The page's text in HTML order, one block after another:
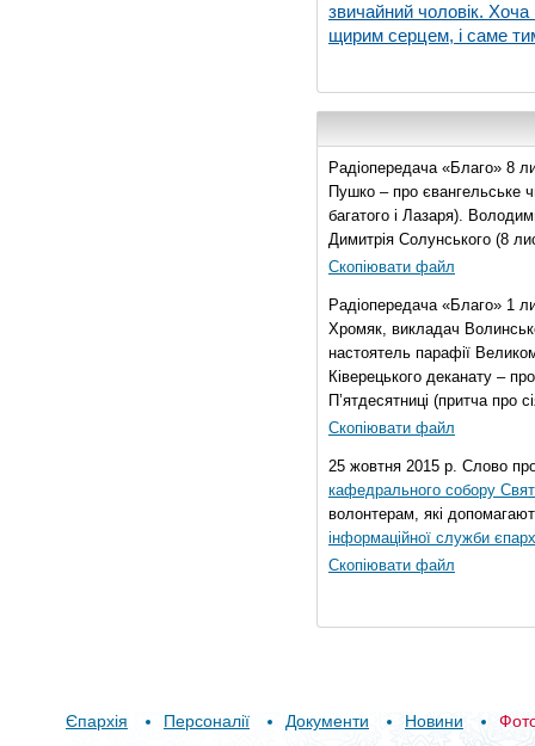
звичайний чоловік. Хоча
щирим серцем, і саме
Радіопередача «Благо» 8
Пушко – про євангельське
багатого і Лазаря).
Димитрія Солунського (8
Скопіювати файл
Радіопередача «Благо» 1
Хромяк, викладач
настоятель парафії
Ківерецького деканату –
П’ятдесятниці (притча про
Скопіювати файл
25 жовтня 2015 р. Слово
кафедрального собору
волонтерам, які
інформаційної служби
Скопіювати файл
Єпархія Персоналії Документи Новини